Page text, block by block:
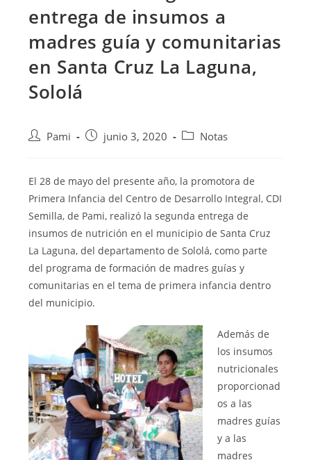
entrega de insumos a
madres guía y comunitarias
en Santa Cruz La Laguna,
Sololá
Pami junio 3, 2020 Notas
El 28 de mayo del presente año, la promotora de
Primera Infancia del Centro de Desarrollo Integral, CDI
Semilla, de Pami, realizó la segunda entrega de
insumos de nutrición en el municipio de Santa Cruz
La Laguna, del departamento de Sololá, como parte
del programa de formación de madres guías y
comunitarias en el tema de primera infancia dentro
del municipio.
Además de
los insumos
nutricionales
proporcionad
os a las
madres guías
y a las
madres